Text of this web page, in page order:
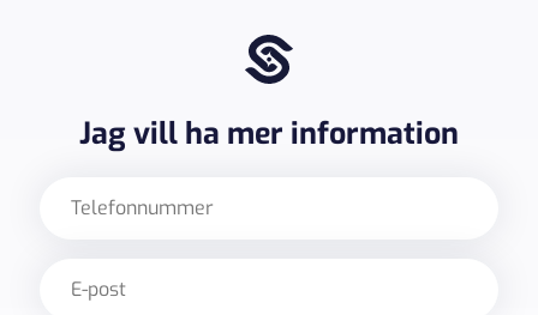
Jag vill ha mer information
post